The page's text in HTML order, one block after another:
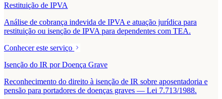
Restituição de IPVA
Análise de cobrança indevida de IPVA e atuação jurídica para
restituição ou isenção de IPVA para dependentes com TEA.
Conhecer este serviço
Isenção do IR por Doença Grave
Reconhecimento do direito à isenção de IR sobre aposentadoria e
pensão para portadores de doenças graves — Lei 7.713/1988.